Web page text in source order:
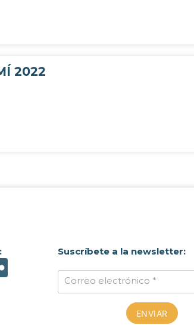
2022
Suscríbete a la newsletter:
Correo electrónico *